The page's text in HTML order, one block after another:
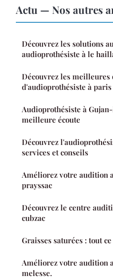
Actu — Nos autres
Découvrez les solutions
audioprothésiste à le
Découvrez les meilleures
d'audioprothésiste à paris
Audioprothésiste à
meilleure écoute
Découvrez
services et conseils
Améliorez votre audition
prayssac
Découvrez le centre
cubzac
Graisses saturées : tout
Améliorez votre audition
melesse.